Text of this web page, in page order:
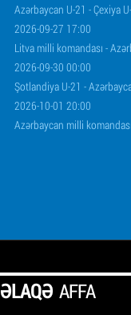
Azərbaycan U-21 - Çexiya
2026-09-27 17:00
Litva milli komandası -
2026-09-30 00:00
Şotlandiya U-21 -
2026-10-01 20:00
Azərbaycan milli
ƏLAQƏ AFFA